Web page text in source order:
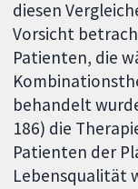
diesen
Vorsicht
Patienten, die
behandelt
186) die
Patienten der
Lebensqualität